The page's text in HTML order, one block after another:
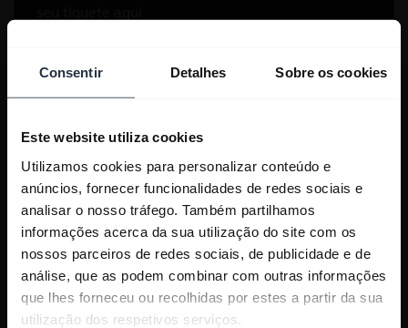
Consentir Detalhes Sobre os cookies
Este website utiliza cookies
Utilizamos cookies para personalizar conteúdo e
anúncios, fornecer funcionalidades de redes sociais e
analisar o nosso tráfego. Também partilhamos
informações acerca da sua utilização do site com os
nossos parceiros de redes sociais, de publicidade e de
análise, que as podem combinar com outras informações
que lhes forneceu ou recolhidas por estes a partir da sua
utilização dos respetivos serviços.